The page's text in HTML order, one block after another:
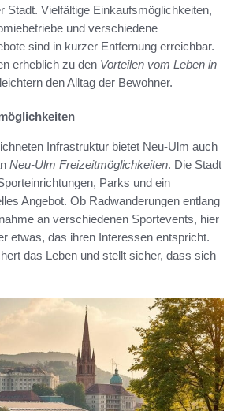
Stadt. Vielfältige Einkaufsmöglichkeiten,
und verschiedene
sind in kurzer Entfernung erreichbar.
erheblich zu den Vorteilen vom Leben in
den Alltag der Bewohner.
Infrastruktur bietet Neu-Ulm auch
Neu-Ulm Freizeitmöglichkeiten. Die Stadt
Parks und ein
Angebot. Ob Radwanderungen entlang
an verschiedenen Sportevents, hier
etwas, das ihren Interessen entspricht.
das Leben und stellt sicher, dass sich